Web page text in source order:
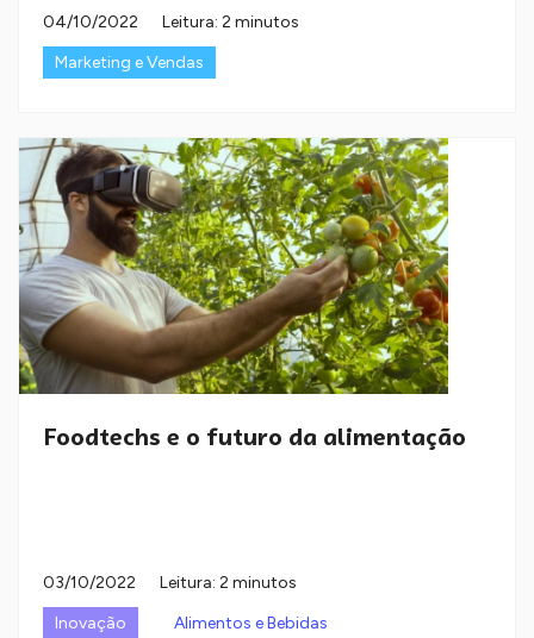
04/10/2022
Leitura: 2 minutos
Marketing e Vendas
Foodtechs e o futuro da alimentação
03/10/2022
Leitura: 2 minutos
Inovação
Alimentos e Bebidas